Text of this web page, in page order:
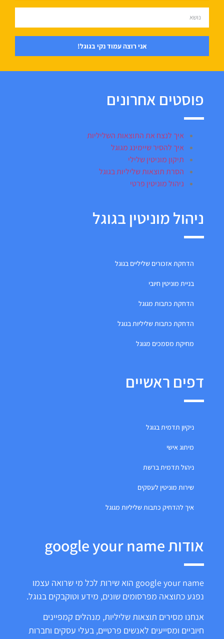
אני רוצה עמוד נקי בגוגל!
פוסטים אחרונים
איך לנצח את התוצאות השליליות
איך להסיר שיימינג מגוגל
תיקון מוניטין שלילי
הסרת תוצאות שליליות בגוגל
ניהול מוניטין פרטי
ניהול מוניטין בגוגל
הדחקת אזכורים שליליים בגוגל
בניית מוניטין חיובי
הדחקת כתבות מגוגל
הדחקת כתבות שליליות בגוגל
מחיקת מסמכים מגוגל
דפים ראשיים
ניקיון תדמית בגוגל
מיתוג אישי
ניהול תדמית ברשת
שירות מוניטין לעסקים
איך להדחיק כתבות שליליות מגוגל
אודות google your name
google your name הוא שירות לכל מי שרואה עצמו
נפגע כתוצאה מפרסומים שונים, מידע וטוקבקים בגוגל.
אנחנו מסירים תוצאות שליליות, מנהלים קמפיינים
חיוביים ומסייעים לאנשים פרטיים, בעלי עסקים וחברות